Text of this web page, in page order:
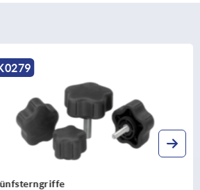
K1297
Fünfsterngriffe Kunststoff (Duroplast)